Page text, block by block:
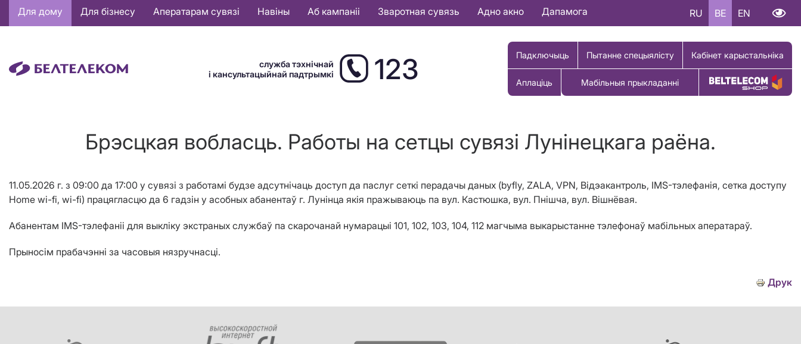
Основная
навигация
Для дому Для бізнесу Аператарам сувязі Навіны Аб кампаніі Зваротная сувязь Адно акно Дапамога RU BE EN
служба тэхнічнай
і кансультацыйнай падтрымкі
123 Падключыць Пытанне спецыялісту Кабінет карыстальніка
Аплаціць Мабільныя прыкладанні Купіць тавар
Брэсцкая вобласць. Работы на сетцы сувязі Лунінецкага раёна.
11.05.2026 г. з 09:00 да 17:00 у сувязі з работамі будзе адсутнічаць доступ да паслуг сеткі перадачы даных (byfly, ZALA, VPN, Відэакантроль, IMS-тэлефанія, cетка доступу
Home wi-fi, wi-fi) працягласцю да 6 гадзiн у асобных абанентаў г. Лунiнца якія пражываюць па вул. Кастюшка, вул. Пнiшча, вул. Вішнёвая.
Абанентам IMS-тэлефаніі для выкліку экстраных службаў па скарочанай нумарацыі 101, 102, 103, 104, 112 магчыма выкарыстанне тэлефонаў мабільных аператараў.
Прыносім прабачэнні за часовыя нязручнасці.
Друк